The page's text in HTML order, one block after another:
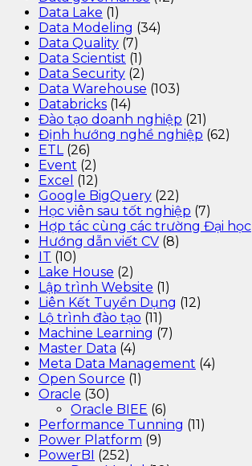
Data Lake (1)
Data Modeling (34)
Data Quality (7)
Data Scientist (1)
Data Security (2)
Data Warehouse (103)
Databricks (14)
Đào tạo doanh nghiệp (21)
Định hướng nghề nghiệp (62)
ETL(26)
Event (2)
Excel (12)
Google BigQuery (22)
Học viên sau tốt nghiệp (7)
Hợp tác cùng các trường Đại học
Hướng dẫn viết CV (8)
IT (10)
Lake House (2)
Lập trình Website (1)
Liên Kết Tuyển Dụng (12)
Lộ trình đào tạo (11)
Machine Learning (7)
Master Data (4)
Meta Data Management (4)
Open Source (1)
Oracle (30)
Oracle BIEE (6)
Performance Tunning (11)
Power Platform (9)
PowerBI (252)